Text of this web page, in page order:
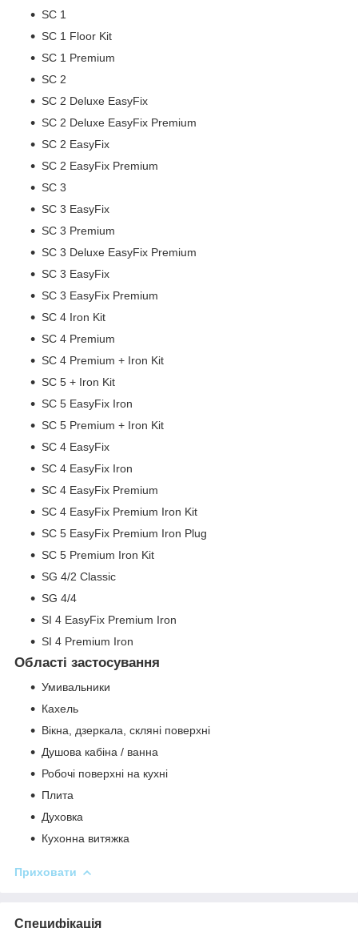
SC 1
SC 1 Floor Kit
SC 1 Premium
SC 2
SC 2 Deluxe EasyFix
SC 2 Deluxe EasyFix Premium
SC 2 EasyFix
SC 2 EasyFix Premium
SC 3
SC 3 EasyFix
SC 3 Premium
SC 3 Deluxe EasyFix Premium
SC 3 EasyFix
SC 3 EasyFix Premium
SC 4 Iron Kit
SC 4 Premium
SC 4 Premium + Iron Kit
SC 5 + Iron Kit
SC 5 EasyFix Iron
SC 5 Premium + Iron Kit
SC 4 EasyFix
SC 4 EasyFix Iron
SC 4 EasyFix Premium
SC 4 EasyFix Premium Iron Kit
SC 5 EasyFix Premium Iron Plug
SC 5 Premium Iron Kit
SG 4/2 Classic
SG 4/4
SI 4 EasyFix Premium Iron
SI 4 Premium Iron
Області застосування
Умивальники
Кахель
Вікна, дзеркала, скляні поверхні
Душова кабіна / ванна
Робочі поверхні на кухні
Плита
Духовка
Кухонна витяжка
Приховати
Специфікація